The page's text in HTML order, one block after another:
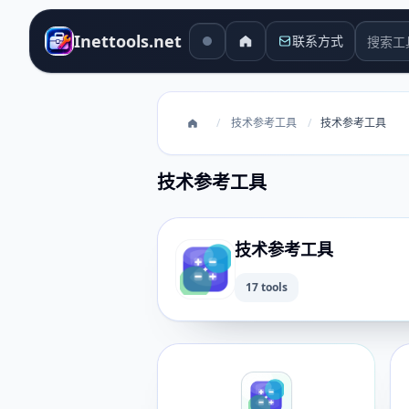
Inettools.net 联系方式 搜索工
/ 技术参考工具 / 技术参考工具
技术参考工具
技术参考工具
17 tools